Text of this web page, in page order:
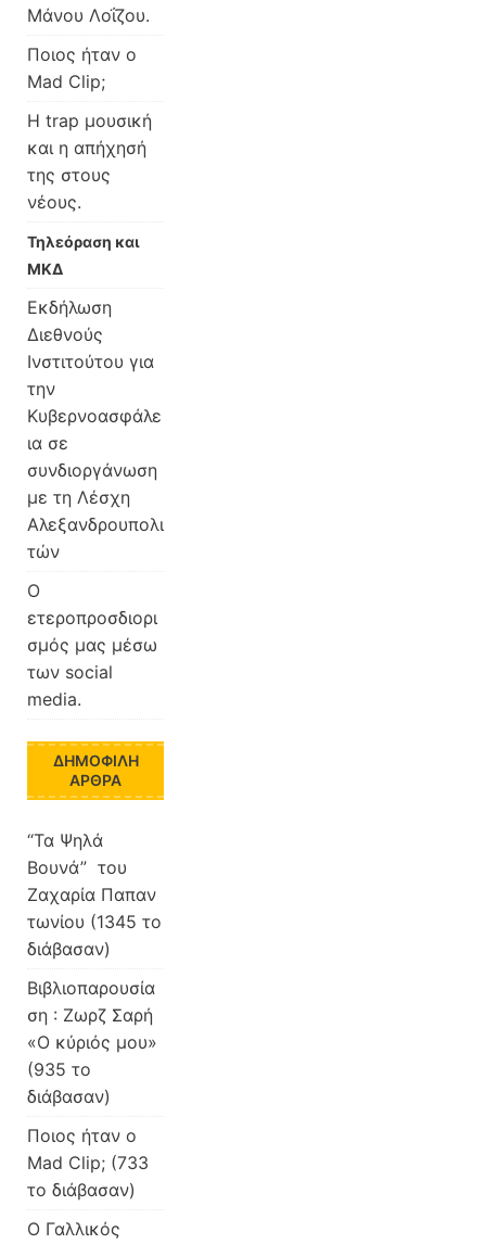
Μάνου Λοΐζου.
Ποιος ήταν ο
Mad Clip;
Η trap μουσική
και η απήχησή
της στους
νέους.
Τηλεόραση και
ΜΚΔ
Εκδήλωση
Διεθνούς
Ινστιτούτου για
την
Κυβερνοασφάλε
ια σε
συνδιοργάνωση
με τη Λέσχη
Αλεξανδρουπολι
τών
O
ετεροπροσδιορι
σμός μας μέσω
των social
media.
ΔΗΜΟΦΙΛΉ
ΆΡΘΡΑ
“Τα Ψηλά
Βουνά” του
Ζαχαρία Παπαν
τωνίου (1345 το
διάβασαν)
Βιβλιοπαρουσία
ση : Ζωρζ Σαρή
«Ο κύριός μου»
(935 το
διάβασαν)
Ποιος ήταν ο
Mad Clip; (733
το διάβασαν)
Ο Γαλλικός